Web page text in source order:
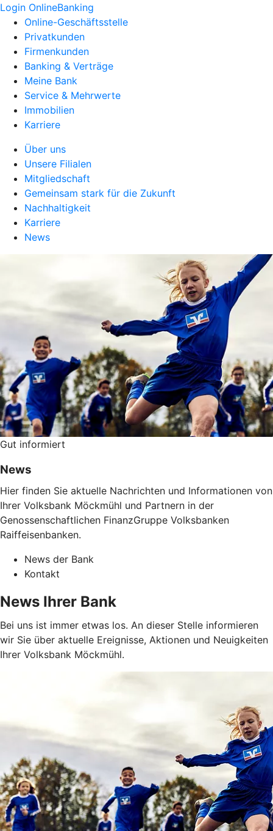
Login OnlineBanking
Online-Geschäftsstelle
Privatkunden
Firmenkunden
Banking & Verträge
Meine Bank
Service & Mehrwerte
Immobilien
Karriere
Über uns
Unsere Filialen
Mitgliedschaft
Gemeinsam stark für die Zukunft
Nachhaltigkeit
Karriere
News
Gut informiert
News
Hier finden Sie aktuelle Nachrichten und Informationen von
Ihrer Volksbank Möckmühl und Partnern in der
Genossenschaftlichen FinanzGruppe Volksbanken
Raiffeisenbanken.
News der Bank
Kontakt
News Ihrer Bank
Bei uns ist immer etwas los. An dieser Stelle informieren
wir Sie über aktuelle Ereignisse, Aktionen und Neuigkeiten
Ihrer Volksbank Möckmühl.